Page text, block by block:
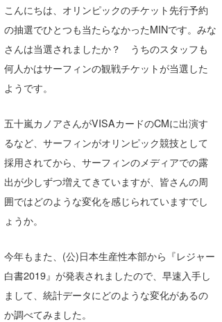
こんにちは、オリンピックのチケット先行予約
の抽選でひとつも当たらなかったMINです。みな
さんは当選されましたか？ うちのスタッフも
何人かはサーフィンの観戦チケットが当選した
ようです。
五十嵐カノアさんがVISAカードのCMに出演す
るなど、サーフィンがオリンピック競技として
採用されてから、サーフィンのメディアでの露
出が少しずつ増えてきていますが、皆さんの周
囲ではどのような変化を感じられていますでし
ょうか。
今年もまた、(公)日本生産性本部から『レジャー
白書2019』が発表されましたので、早速入手し
まして、統計データにどのような変化があるの
か調べてみました。
ライター/寄稿メディア
Core Surf Japan
Naoya Kimoto
mitsuteru Kamio
Yasunari Inoue
Yoshiyuki Obata
arukasvision
メディア
SURFMEDIA
Colors MAGAZINE
WAVAL
波伝説アンバサダー/プロライダー
福島寿実子
中浦“JET”章
嵯峨明日香
波伝説スタッフ
☆加藤
+☆maki☆+
波伝説